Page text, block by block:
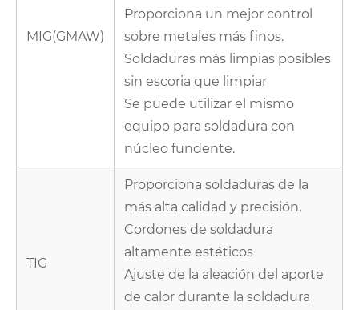
MIG(GMAW)
Proporciona un mejor control
sobre metales más finos.
Soldaduras más limpias posibles
sin escoria que limpiar
Se puede utilizar el mismo
equipo para soldadura con
núcleo fundente.
TIG
Proporciona soldaduras de la
más alta calidad y precisión.
Cordones de soldadura
altamente estéticos
Ajuste de la aleación del aporte
de calor durante la soldadura